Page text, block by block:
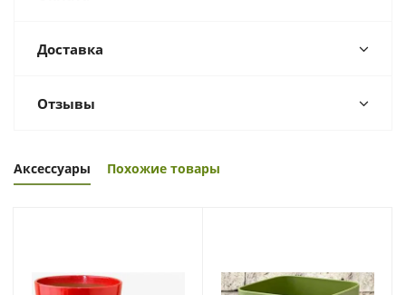
Доставка
Отзывы
Аксессуары Похожие товары